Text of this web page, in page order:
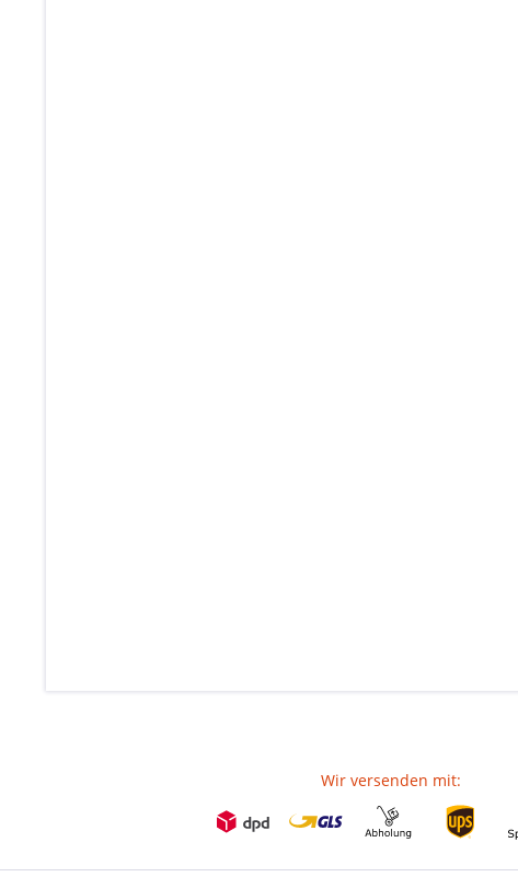
Wir versenden mit: